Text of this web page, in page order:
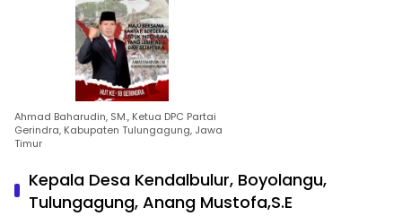
Ahmad Baharudin, SM., Ketua DPC Partai
Gerindra, Kabupaten Tulungagung, Jawa
Timur
Kepala Desa Kendalbulur, Boyolangu,
Tulungagung, Anang Mustofa,S.E